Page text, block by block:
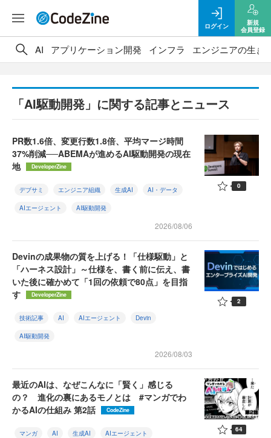
ログイン
新規
会員登録
AI アプリケーション開発 インフラ エンジニアの生き
「AI駆動開発」に関する記事とニュース
PR数1.6倍、変更行数1.8倍、平均マージ時間
37%削減──ABEMAが進めるAI駆動開発の現在
地
DeveloperZine
デブサミ エンジニア組織 生成AI AI・データ
AIエージェント AI駆動開発
2026/08/06
0
Devinの成果物の質を上げる！「仕様駆動」と
「ハーネス設計」～仕様を、書く前に伝え、書
いた後に確かめて「1回の依頼で80点」を目指
す
DeveloperZine
技術記事 AI AIエージェント Devin
AI駆動開発
2026/08/03
2
最近のAIは、なぜこんなに「賢く」感じる
の？ 進化の裏にあるモノとは #マンガでわ
かるAIの仕組み 第2話
CodeZine
マンガ AI 生成AI AIエージェント 64